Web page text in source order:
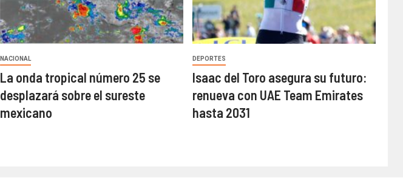
NACIONAL
La onda tropical número 25 se
desplazará sobre el sureste
mexicano
DEPORTES
Isaac del Toro asegura su futuro:
renueva con UAE Team Emirates
hasta 2031